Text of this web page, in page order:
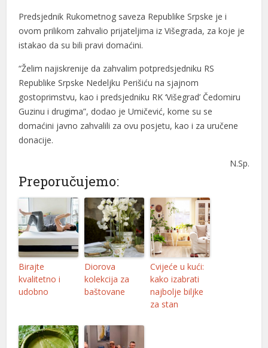
Predsjednik Rukometnog saveza Republike Srpske je i
ovom prilikom zahvalio prijateljima iz Višegrada, za koje je
istakao da su bili pravi domaćini.
“Želim najiskrenije da zahvalim potpredsjedniku RS
Republike Srpske Nedeljku Perišiću na sjajnom
gostoprimstvu, kao i predsjedniku RK ‘Višegrad’ Čedomiru
Guzinu i drugima”, dodao je Umičević, kome su se
domaćini javno zahvalili za ovu posjetu, kao i za uručene
donacije.
N.Sp.
Preporučujemo:
Birajte
kvalitetno i
udobno
Diorova
kolekcija za
baštovane
Cvijeće u kući:
kako izabrati
najbolje biljke
za stan